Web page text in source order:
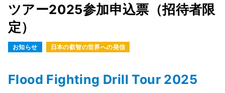
ツアー2025参加申込票（招待者限
定）
お知らせ 日本の叡智の世界への発信
Flood Fighting Drill Tour 2025